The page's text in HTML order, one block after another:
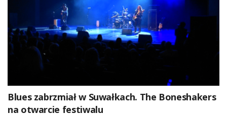
Blues zabrzmiał w Suwałkach. The Boneshakers
na otwarcie festiwalu